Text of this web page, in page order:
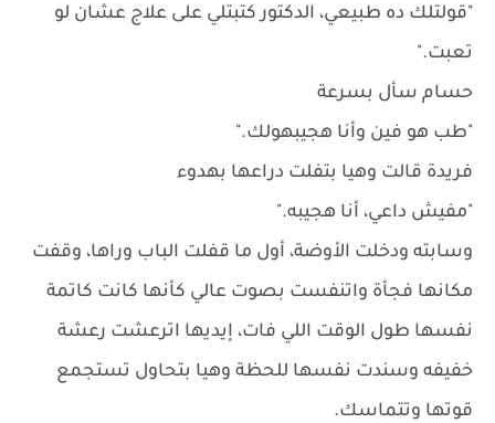
"قولتلك ده طبيعي، الدكتور كتبتلي على علاج عشان لو
تعبت."
حسام سأل بسرعة
"طب هو فين وأنا هجيبهولك."
فريدة قالت وهيا بتفلت دراعها بهدوء
"مفيش داعي، أنا هجيبه."
وسابته ودخلت الأوضة، أول ما قفلت الباب وراها، وقفت
مكانها فجأة واتنفست بصوت عالي كأنها كانت كاتمة
نفسها طول الوقت اللي فات، إيديها اترعشت رعشة
خفيفه وسندت نفسها للحظة وهيا بتحاول تستجمع
قوتها وتتماسك.